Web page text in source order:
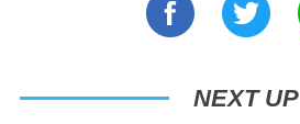
NEXT UP